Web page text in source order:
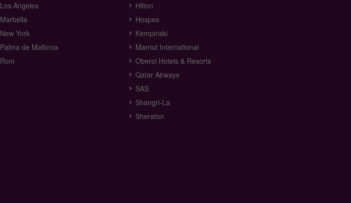
Los Angeles
Marbella
New York
Palma de Mallorca
Rom
Hilton
Hospes
Kempinski
Marriot International
Oberoi Hotels & Resorts
Qatar Airways
SAS
Shangri-La
Sheraton